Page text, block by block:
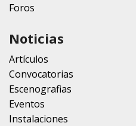
Foros
Noticias
Artículos
Convocatorias
Escenografias
Eventos
Instalaciones